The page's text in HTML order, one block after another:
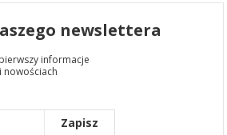
newslettera
informacje
Zapisz